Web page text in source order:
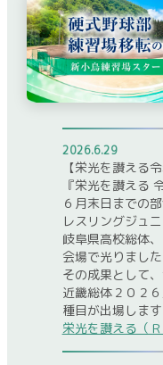
Instagram運用方針
2026.6.29
【栄光を讃える
『栄光を讃える
６月末日までの
レスリングジュ
岐阜県高校総体
会場で光りました
その成果として
近畿総体２０２
種目が出場します
栄光を讃える（Ｒ